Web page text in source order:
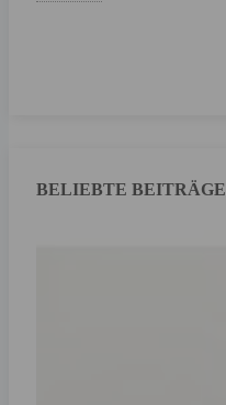
BELIEBTE BEITRÄGE